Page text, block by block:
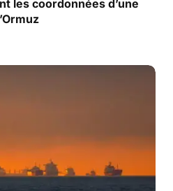
les coordonnées d’une